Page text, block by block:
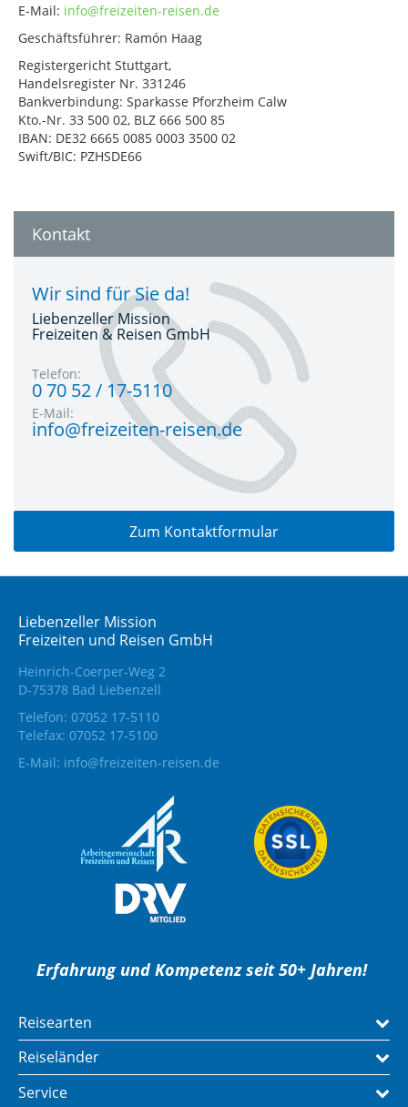
E-Mail: info@freizeiten-reisen.de
Geschäftsführer: Ramón Haag
Registergericht Stuttgart,
Handelsregister Nr. 331246
Bankverbindung: Sparkasse Pforzheim Calw
Kto.-Nr. 33 500 02, BLZ 666 500 85
IBAN: DE32 6665 0085 0003 3500 02
Swift/BIC: PZHSDE66
Kontakt
Wir sind für Sie da!
Liebenzeller Mission
Freizeiten & Reisen GmbH
Telefon:
0 70 52 / 17-5110
E-Mail:
info@freizeiten-reisen.de
Zum Kontaktformular
Liebenzeller Mission
Freizeiten und Reisen GmbH
Heinrich-Coerper-Weg 2
D-75378 Bad Liebenzell
Telefon: 07052 17-5110
Telefax: 07052 17-5100
E-Mail: info@freizeiten-reisen.de
Erfahrung und Kompetenz seit 50+ Jahren!
Reisearten
Reiseländer
Service